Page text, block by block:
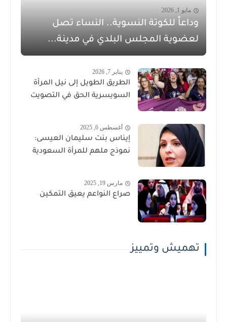
مايو 1, 2026
وداعاً للكوتة النسوية.. النساء تصل
لعضوية المجلس البلدي في مدينة...
يناير 7, 2026
الطريق الطويل إلى نيل المرأة
السويسرية الحق في التصويت
أغسطس 6, 2025
إيناس بنت سليمان العيسى:
نموذج ملهم للمرأة السعودية
مارس 19, 2025
صراع النواعم يعيق التمكين
تهميش وتمييز